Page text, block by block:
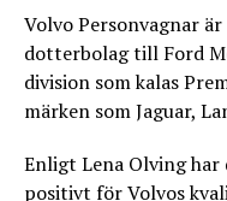
Volvo Personvagnar
dotterbolag till Ford
division som kalas
märken som Jaguar,
Enligt Lena Olving har
positivt för Volvos